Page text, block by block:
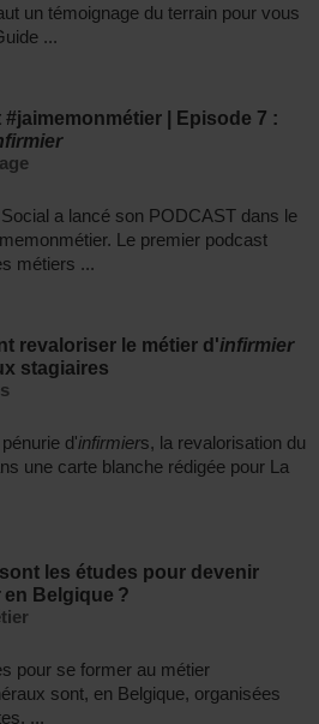
un témoignage du terrain pour vous
...
#jaimemonmétier | Episode 7 :
a lancé son PODCAST dans le
Le premier podcast
métiers ...
revaloriser le métier d'infirmier
stagiaires
d'infirmiers, la revalorisation du
une carte blanche rédigée pour La
les études pour devenir
en Belgique ?
pour se former au métier
sont, en Belgique, organisées
...